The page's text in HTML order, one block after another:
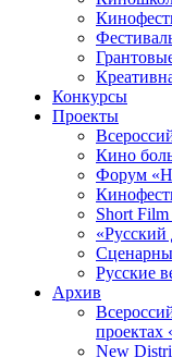
Конкурсы
Проекты
Кино
Форум
Short
«Русский
Русские
Архив
проектах
New